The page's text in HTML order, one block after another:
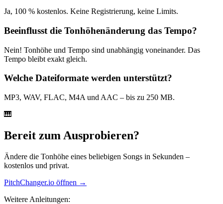
Ja, 100 % kostenlos. Keine Registrierung, keine Limits.
Beeinflusst die Tonhöhenänderung das Tempo?
Nein! Tonhöhe und Tempo sind unabhängig voneinander. Das
Tempo bleibt exakt gleich.
Welche Dateiformate werden unterstützt?
MP3, WAV, FLAC, M4A und AAC – bis zu 250 MB.
🎹
Bereit zum Ausprobieren?
Ändere die Tonhöhe eines beliebigen Songs in Sekunden –
kostenlos und privat.
PitchChanger.io öffnen →
Weitere Anleitungen: